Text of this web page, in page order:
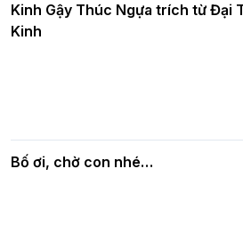
kính mừng Đại lễ Phật đản
DL.2026
nhân mùa Phật đản PL.2570
và bình đẳng
Phật giáo chính
quả
Kinh Gậy Thúc Ngựa trích từ Đại
Kinh
Bố ơi, chờ con nhé…